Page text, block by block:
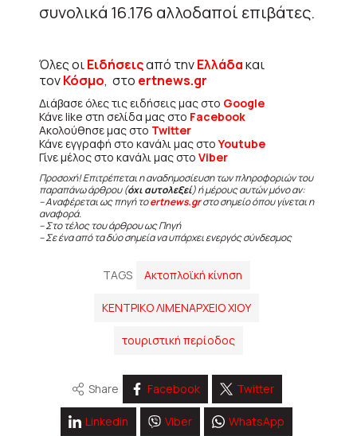
συνολικά 16.176 αλλοδαποί επιβάτες.
Όλες οιΕιδήσειςαπό τηνΕλλάδακαι
τονΚόσμο, στο ertnews.gr
Διάβασε όλες τις ειδήσεις μας στο Google
Κάνε like στη σελίδα μας στο Facebook
Ακολούθησε μας στο Twitter
Κάνε εγγραφή στο κανάλι μας στοYoutube
Γίνε μέλος στο κανάλι μας στο Viber
Προσοχή! Επιτρέπεται η αναδημοσίευση των πληροφοριών του
παραπάνω άρθρου (όχι αυτολεξεί) ή μέρους αυτών μόνο αν:
– Αναφέρεται ως πηγή τοertnews.grστο σημείο όπου γίνεται η
αναφορά.
– Στο τέλος του άρθρου ως Πηγή
– Σε ένα από τα δύο σημεία να υπάρχει ενεργός σύνδεσμος
TAGS Ακτοπλοϊκή κίνηση
ΚΕΝΤΡΙΚΟ ΛΙΜΕΝΑΡΧΕΙΟ ΧΙΟΥ
τουριστική περίοδος
Share Facebook Twitter
Linkedin Viber WhatsApp